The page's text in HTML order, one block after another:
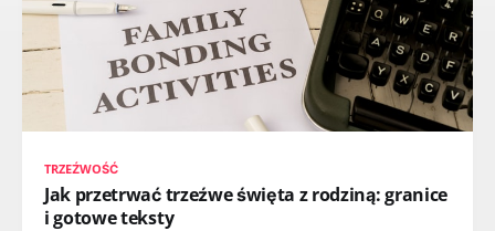
TRZEŹWOŚĆ
Jak przetrwać trzeźwe święta z rodziną: granice
i gotowe teksty